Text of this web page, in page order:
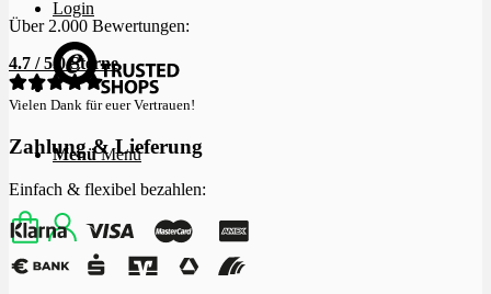
Login
Menü Menü
Über 2.000 Bewertungen:
4.7 / 5.0 Sterne
Vielen Dank für euer Vertrauen!
Zahlung & Lieferung
Einfach & flexibel bezahlen: